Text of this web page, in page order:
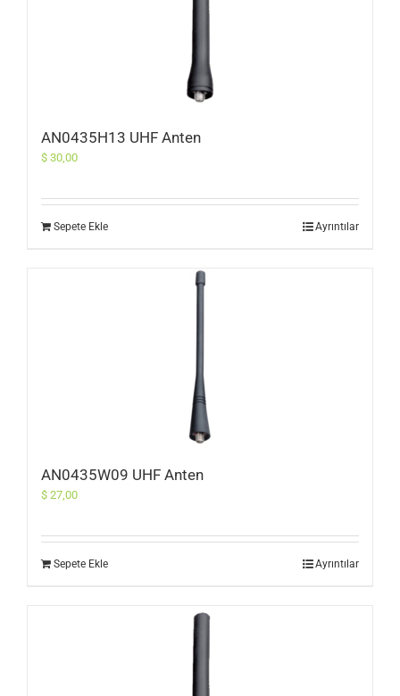
AN0435H13 UHF Anten
$ 30,00
Sepete Ekle Ayrıntılar
AN0435W09 UHF Anten
$ 27,00
Sepete Ekle Ayrıntılar